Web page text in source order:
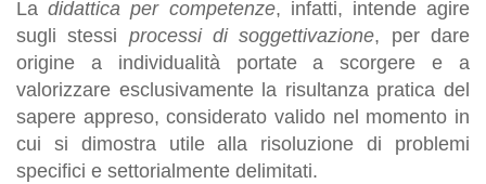
Ladidattica per competenze, infatti, intende agire
sugli stessi processi di soggettivazione, per dare
origine a individualità portate a scorgere e a
valorizzare esclusivamente la risultanza pratica del
sapere appreso, considerato valido nel momento in
cui si dimostra utile alla risoluzione di problemi
specifici e settorialmente delimitati.